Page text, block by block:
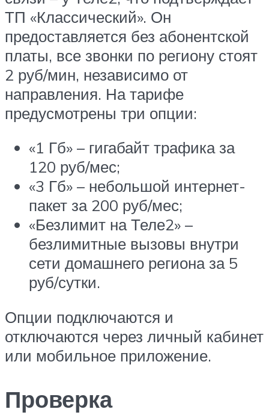
ТП «Классический». Он
предоставляется без абонентской
платы, все звонки по региону стоят
2 руб/мин, независимо от
направления. На тарифе
предусмотрены три опции:
«1 Гб» – гигабайт трафика за
120 руб/мес;
«3 Гб» – небольшой интернет-
пакет за 200 руб/мес;
«Безлимит на Теле2» –
безлимитные вызовы внутри
сети домашнего региона за 5
руб/сутки.
Опции подключаются и
отключаются через личный кабинет
или мобильное приложение.
Проверка